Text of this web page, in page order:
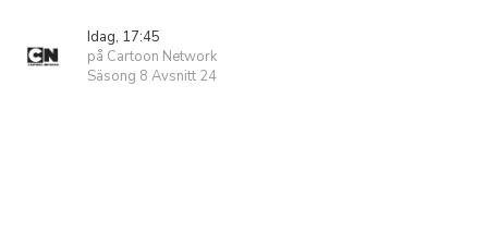
Idag, 17:45
på Cartoon Network
Säsong 8 Avsnitt 24